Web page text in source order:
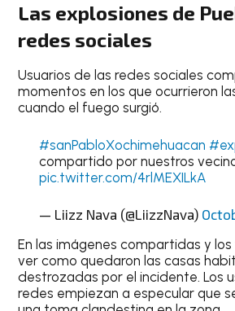
Las explosiones de
redes sociales
Usuarios de las redes sociales
momentos en los que ocurrieron
cuando el fuego surgió.
#sanPabloXochimehuacan
compartido por nuestros
pic.twitter.com/4rlMEXILkA
— Liizz Nava (@LiizzNava)
En las imágenes compartidas y
ver como quedaron las casas
destrozadas por el incidente. Los
redes empiezan a especular que